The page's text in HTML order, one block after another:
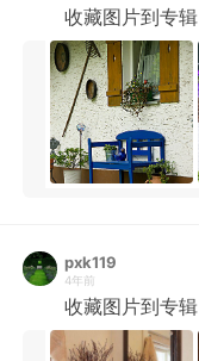
收藏图片到专辑
pxk119
4年前
收藏图片到专辑